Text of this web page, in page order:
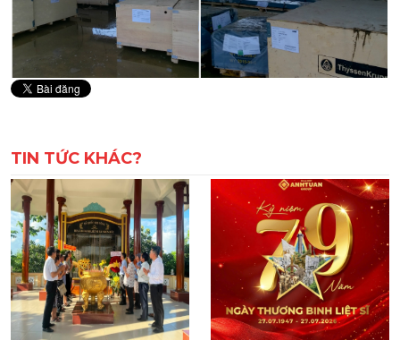
TIN TỨC KHÁC?